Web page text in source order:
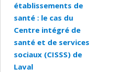
établissements de
santé : le cas du
Centre intégré de
santé et de services
sociaux (CISSS) de
Laval